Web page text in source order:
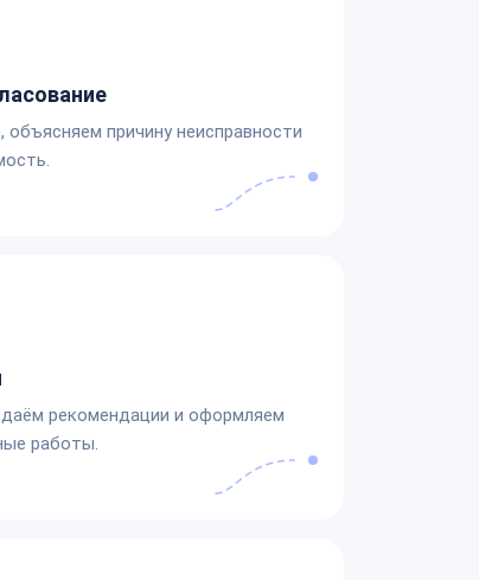
причину неисправности
рекомендации и оформляем
работы.